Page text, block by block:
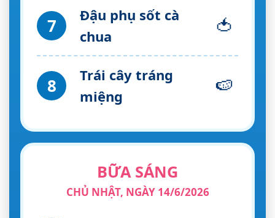
7
Đậu phụ sốt cà
chua
🍅
8
Trái cây tráng
miệng
🍉
BỮA SÁNG
CHỦ NHẬT, NGÀY 14/6/2026